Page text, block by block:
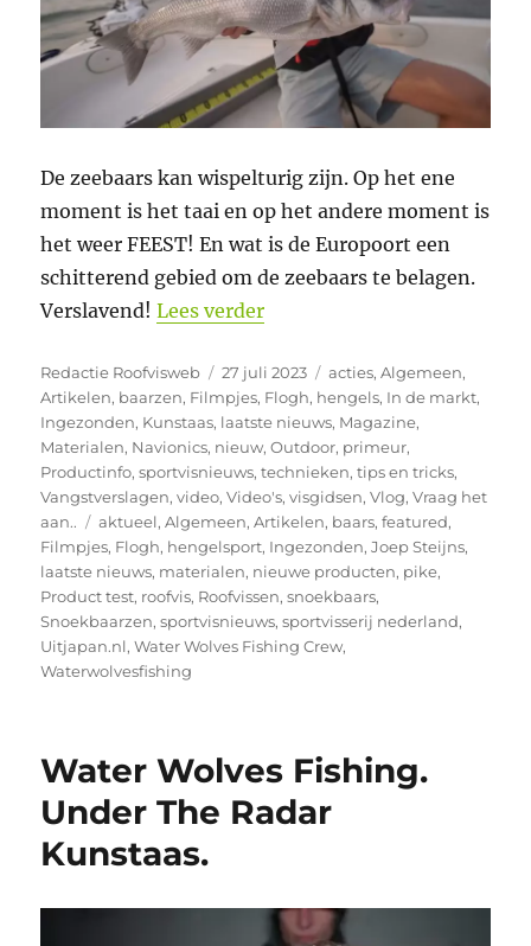
De zeebaars kan wispelturig zijn. Op het ene
moment is het taai en op het andere moment is
het weer FEEST! En wat is de Europoort een
schitterend gebied om de zeebaars te belagen.
Verslavend!Lees verder“Vissen op zeebaars in de
Auteur
Redactie Roofvisweb
Geplaatst
op
27 juli 2023 Categorieën
acties,Algemeen,
Artikelen, baarzen, Filmpjes, Flogh, hengels, In de markt,
Ingezonden, Kunstaas, laatste nieuws, Magazine,
Materialen, Navionics, nieuw,Outdoor, primeur,
Productinfo,sportvisnieuws,technieken,tips en tricks,
Vangstverslagen,video,Video's,visgidsen,Vlog,Vraag het
aan..
Tags
aktueel,Algemeen,Artikelen, baars,featured,
Filmpjes, Flogh, hengelsport, Ingezonden,Joep Steijns,
laatste nieuws, materialen, nieuwe producten, pike,
Product test, roofvis, Roofvissen,snoekbaars,
Snoekbaarzen,sportvisnieuws,sportvisserij nederland,
Uitjapan.nl,Water Wolves Fishing Crew,
Waterwolvesfishing
Water Wolves Fishing.
Under The Radar
Kunstaas.